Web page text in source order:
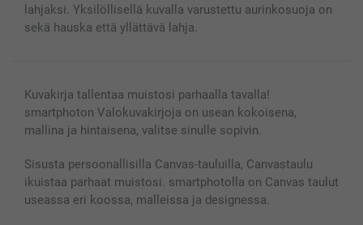
Kaikki kuvatuotteet
lahjaksi. Yksilöllisellä kuvalla varustettu aurinkosuoja on
sekä hauska että yllättävä lahja.
Kuvakirja tallentaa muistosi parhaalla tavalla!
smartphoton Valokuvakirjoja on usean kokoisena,
mallina ja hintaisena, valitse sinulle sopivin.
Sisusta persoonallisilla Canvas-tauluilla, Canvastaulu
ikuistaa parhaat muistosi. smartphotolla on Canvas taulut
useassa eri koossa, malleissa ja designessa.